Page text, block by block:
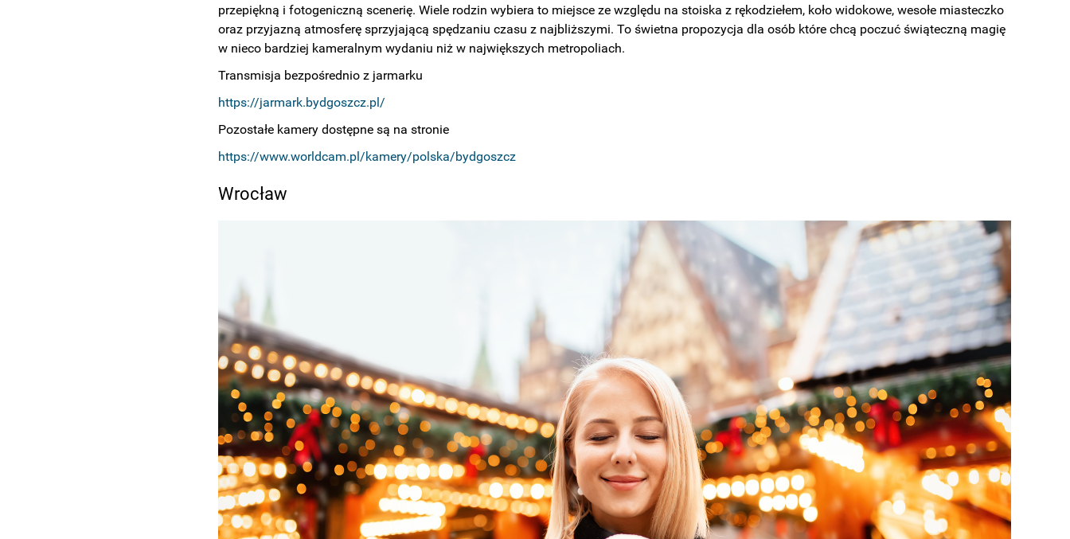
przepiękną i fotogeniczną scenerię. Wiele rodzin wybiera to miejsce ze względu na stoiska z rękodziełem, koło widokowe, wesołe miasteczko
oraz przyjazną atmosferę sprzyjającą spędzaniu czasu z najbliższymi. To świetna propozycja dla osób które chcą poczuć świąteczną magię
w nieco bardziej kameralnym wydaniu niż w największych metropoliach.
Transmisja bezpośrednio z jarmarku
https://jarmark.bydgoszcz.pl/
Pozostałe kamery dostępne są na stronie
https://www.worldcam.pl/kamery/polska/bydgoszcz
Wrocław